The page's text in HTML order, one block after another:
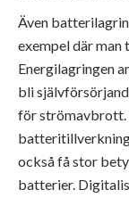
Även
exempel där man
Energilagringen
bli
för strömavbrott.
också få stor
batterier.